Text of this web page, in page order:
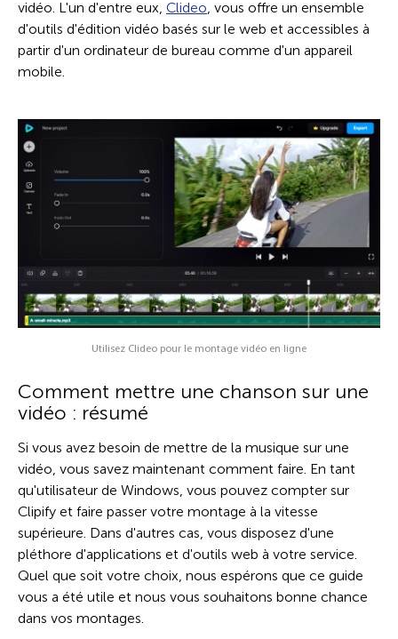
vidéo. L'un d'entre eux, Clideo , vous offre un ensemble
d'outils d'édition vidéo basés sur le web et accessibles à
partir d'un ordinateur de bureau comme d'un appareil
mobile.
Utilisez Clideo pour le montage vidéo en ligne
Comment mettre une chanson sur une
vidéo : résumé
Si vous avez besoin de mettre de la musique sur une
vidéo, vous savez maintenant comment faire. En tant
qu'utilisateur de Windows, vous pouvez compter sur
Clipify et faire passer votre montage à la vitesse
supérieure. Dans d'autres cas, vous disposez d'une
pléthore d'applications et d'outils web à votre service.
Quel que soit votre choix, nous espérons que ce guide
vous a été utile et nous vous souhaitons bonne chance
dans vos montages.